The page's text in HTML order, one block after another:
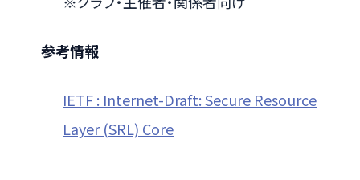
参考情報
IETF : Internet-Draft: Secure Resource
Layer (SRL) Core